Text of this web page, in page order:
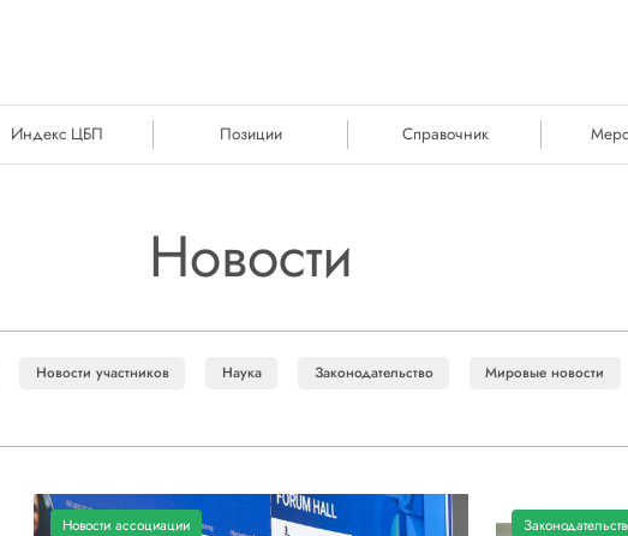
Индекс ЦБП Позиции Справочник
Новости
Новости участников Наука Законодательство
Мировые новости
Новости ассоциации